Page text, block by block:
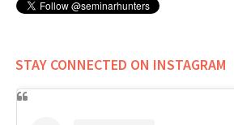
STAY CONNECTED ON INSTAGRAM